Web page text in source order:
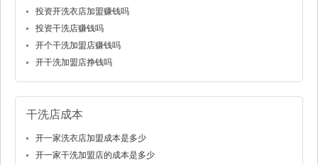
投资开洗衣店加盟赚钱吗
投资干洗店赚钱吗
开个干洗加盟店赚钱吗
开干洗加盟店挣钱吗
干洗店成本
开一家洗衣店加盟成本是多少
开一家干洗加盟店的成本是多少